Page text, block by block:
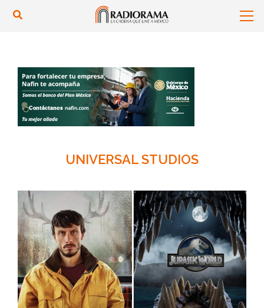
UNIVERSAL STUDIOS